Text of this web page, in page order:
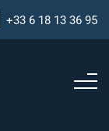
+33 6 18 13 36 95